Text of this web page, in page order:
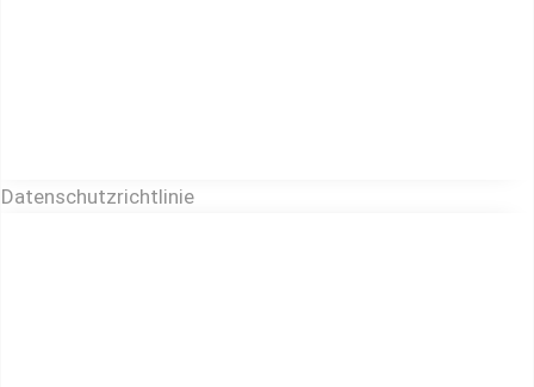
Datenschutzrichtlinie